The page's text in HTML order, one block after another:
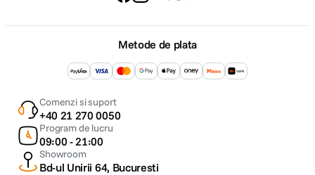
Metode de plata
Comenzi si suport
+40 21 270 0050
Program de lucru
09:00 - 21:00
Showroom
Bd-ul Unirii 64, Bucuresti